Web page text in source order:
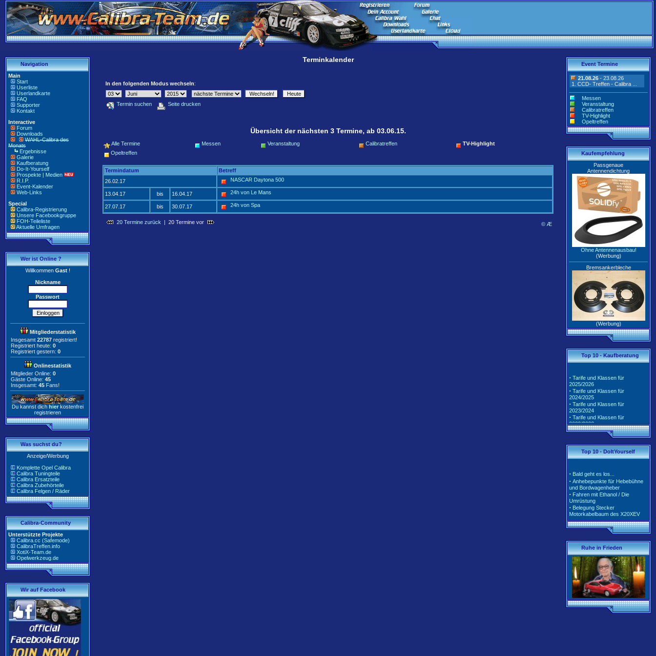
Navigation
Main
Start
Userliste
Userlandkarte
FAQ
Supporter
Kontakt
Interactive
Forum
Downloads
WAHL-Calibra des
Monats
Ergebnisse
Galerie
Kaufberatung
Do-It-Yourself
Prospekte | Medien
R.I.P.
Event-Kalender
Web-Links
Special
Calibra-Registrierung
Unsere Facebookgruppe
FOH-Teileliste
Aktuelle Umfragen
Wer ist Online ?
WillkommenGast!
Nickname
Passwort
Mitgliederstatistik
Insgesamt 22787 registriert!
Registriert heute: 0
Registriert gestern: 0
Onlinestatistik
Mitglieder Online: 0
Gäste Online: 45
Insgesamt: 45 Fans!
Du kannst dich hier kostenfrei
registrieren
Was suchst du?
Anzeige/Werbung
Komplette Opel Calibra
Calibra Tuningteile
Calibra Ersatzteile
Calibra Zubehörteile
Calibra Felgen / Räder
Calibra-Community
Unterstützte Projekte
Calibra.cc (Safemode)
CalibraTreffen.info
XotiX-Team.de
Opelwerkzeug.de
Wir auf Facebook
Terminkalender
In den folgenden Modus wechseln:
Termin suchen Seite drucken
Übersicht der nächsten 3 Termine, ab 03.06.15.
Alle Termine Messen Veranstaltung Calibratreffen
TV-Highlight
Opeltreffen
Termindatum
Betreff
26.02.17
NASCAR Daytona 500
13.04.17 bis 16.04.17 24h von Le Mans
27.07.17 bis 30.07.17 24h von Spa
20 Termine zurück | 20 Termine vor © Æ
Event Termine
21.08.26 - 23.08.26
1. CCD- Treffen - Calibra ...
Messen
Veranstaltung
Calibratreffen
TV-Highlight
Opeltreffen
Kaufempfehlung
Passgenaue
Antennendichtung
Ohne Antennenausbau!
(Werbung)
Bremsankerbleche
(Werbung)
Top 10 - Kaufberatung
2025/2026
· Tarife und Klassen für
2024/2025
· Tarife und Klassen für
2023/2024
· Tarife und Klassen für
2022/2023
· Tarife und Klassen für
2021/2022
· Tarife und Klassen für
2020/2021
· Tarife und Klassen für
· Tarife und Klassen für
2017/2018
· Unterschiedliche Software der
Motorsteuerung inkl. Teile-Nr.
Top 10 - DoItYourself
Anhebepunkte für Hebebühne
und Bordwagenheber
· Fahren mit Ethanol / Die
Umrüstung
· Belegung Stecker
Motorkabelbaum des X20XEV
· Radlagerwechsel an der
Calibra 4x4 - Hinterachse
· Gerissene Krümmer beim
X20XEV- Ursache und Abhilfe
· Klimaanlage - So wird richtig
befüllt
· Anleitung zum Ausbau der
Pendelstütze (Querlenker/Stabi-
Bereich)
Anleitung zum Umbau des
Lenkrads auf das Corsa-B-
Facelift Modell
Anleitung zur Beleuchtung des
Schiebedachschalters mit LED
Ruhe in Frieden